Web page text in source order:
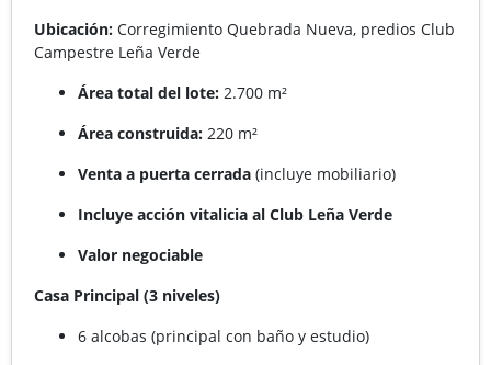
Ubicación: Corregimiento Quebrada Nueva, predios Club
Campestre Leña Verde
Área total del lote: 2.700 m²
Área construida: 220 m²
Venta a puerta cerrada (incluye mobiliario)
Incluye acción vitalicia al Club Leña Verde
Valor negociable
Casa Principal (3 niveles)
6 alcobas (principal con baño y estudio)